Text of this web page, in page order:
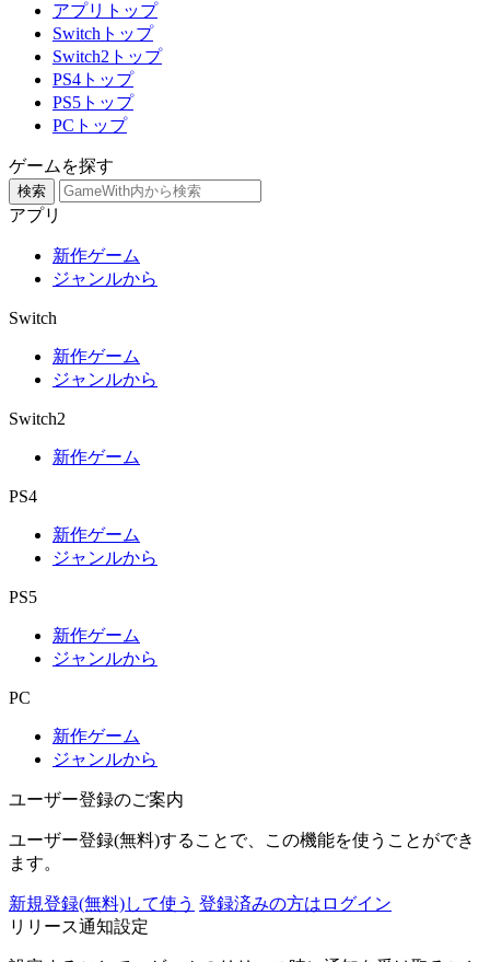
アプリトップ
Switchトップ
Switch2トップ
PS4トップ
PS5トップ
PCトップ
ゲームを探す
検索
アプリ
新作ゲーム
ジャンルから
Switch
新作ゲーム
ジャンルから
Switch2
新作ゲーム
PS4
新作ゲーム
ジャンルから
PS5
新作ゲーム
ジャンルから
PC
新作ゲーム
ジャンルから
ユーザー登録のご案内
ユーザー登録(無料)することで、この機能を使うことができ
ます。
新規登録(無料)して使う 登録済みの方はログイン
リリース通知設定